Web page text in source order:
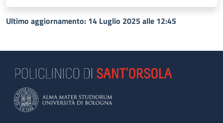
Ultimo aggiornamento: 14 Luglio 2025 alle 12:45